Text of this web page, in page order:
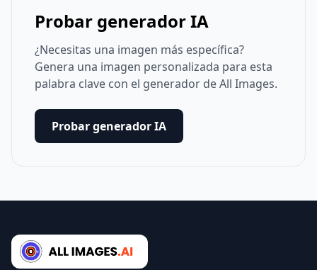
Probar generador IA
¿Necesitas una imagen más específica?
Genera una imagen personalizada para esta
palabra clave con el generador de All Images.
Probar generador IA